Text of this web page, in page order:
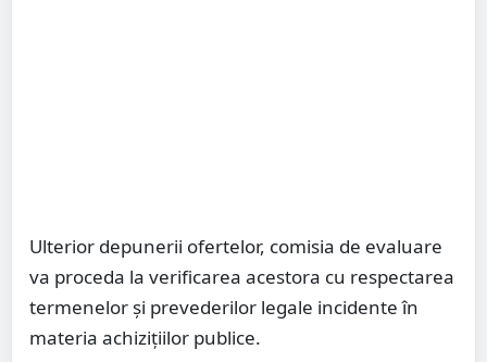
Ulterior depunerii ofertelor, comisia de evaluare
va proceda la verificarea acestora cu respectarea
termenelor și prevederilor legale incidente în
materia achizițiilor publice.